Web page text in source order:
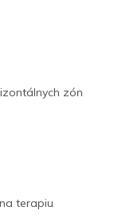
zón
terapiu